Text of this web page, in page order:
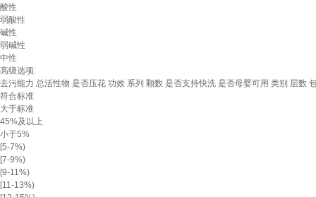
酸性
弱酸性
碱性
弱碱性
中性
高级选项:
去污能力 总活性物 是否压花 功效 系列 颗数 是否支持快洗 是否母婴可用 类别 层数
符合标准
大于标准
45%及以上
小于5%
[5-7%)
[7-9%)
[9-11%)
[11-13%)